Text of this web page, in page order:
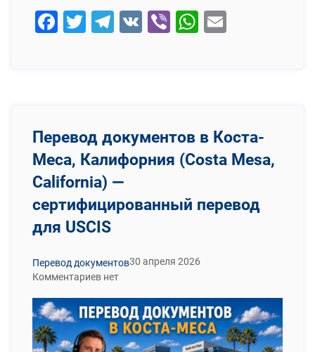
Facebook
Twitter
Telegram
VK ViberWhatsApp
Перевод документов в Коста-
Меса, Калифорния (Costa Mesa,
California) —
сертифицированный перевод
для USCIS
Перевод документов30 апреля 2026
Комментариев нет